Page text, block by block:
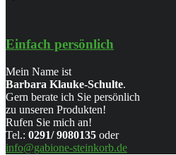
Einfach persönlich
Mein Name ist
Barbara Klauke-Schulte.
Gern berate ich Sie persönlich
zu unseren Produkten!
Rufen Sie mich an!
Tel.: 0291/ 9080135 oder
info@gabione-steinkorb.de